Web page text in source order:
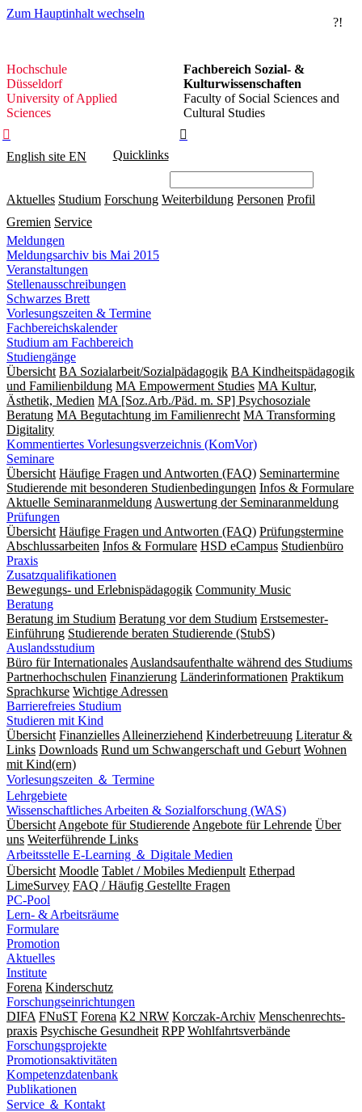
Zum Hauptinhalt wechseln
?!
Hochschule
Düsseldorf
Hochschule
Düsseldorf
University of Applied
Sciences
Fachbereich Sozial- &
Kulturwissenschaften
Faculty of Social Sciences and
Cultural Studies


English site EN Quicklinks
Aktuelles Studium Forschung Weiterbildung Personen Profil
Gremien Service
Meldungen
Meldungsarchiv bis Mai 2015
Veranstaltungen
Stellenausschreibungen
Schwarzes Brett
Vorlesungszeiten & Termine
Fachbereichskalender
Studium am Fachbereich
Studiengänge
Übersicht BA Sozialarbeit/Sozialpädagogik BA Kindheitspädagogik
und Familienbildung MA Empowerment Studies MA Kultur,
Ästhetik, Medien MA [Soz.Arb./Päd. m. SP] Psychosoziale
Beratung MA Begut­ach­tung im Fami­lien­recht MA Transforming
Digitality
Kommentiertes Vorlesungsverzeichnis (KomVor)
Seminare
Übersicht Häufige Fragen und Antworten (FAQ) Seminartermine
Studierende mit besonderen Studienbedingungen Infos & Formulare
Aktuelle Seminaranmeldung Auswertung der Seminaranmeldung
Prüfungen
Übersicht Häufige Fragen und Antworten (FAQ) Prüfungstermine
Abschlussarbeiten Infos & Formulare HSD eCampus Studienbüro
Praxis
Zusatzqualifikationen
Bewegungs- und Erlebnispädagogik Community Music
Beratung
Beratung im Studium Beratung vor dem Studium Erstsemester-
Einführung Studierende beraten Studierende (StubS)
Auslandsstudium
Büro für Internationales Auslandsaufenthalte während des Studiums
Partnerhochschulen Finanzierung Länderinformationen Praktikum
Sprachkurse Wichtige Adressen
Barrierefreies Studium
Studieren mit Kind
Übersicht Finanzielles Alleinerziehend Kinderbetreuung Literatur &
Links Downloads Rund um Schwangerschaft und Geburt Wohnen
mit Kind(ern)
Vorlesungszeiten ＆ Termine
Lehrgebiete
Wissenschaftliches Arbeiten & Sozialforschung (WAS)
Übersicht Angebote für Studierende Angebote für Lehrende Über
uns Weiterführende Links
Arbeitsstelle E-Learning ＆ Digitale Medien
Übersicht Moodle Tablet / Mobiles Medienpult Etherpad
LimeSurvey FAQ / Häufig Gestellte Fragen
PC-Pool
Lern- & Arbeitsräume
Formulare
Promotion
Aktuelles
Institute
Forena Kinderschutz
Forschungseinrichtungen
DIFA FNuST Forena K2 NRW Korczak-Archiv Men­schen­rechts­
praxis Psy­chische Gesund­heit RPP Wohlfahrts­verbände
Forschungsprojekte
Promotionsaktivitäten
Kompetenzdatenbank
Publikationen
Service ＆ Kontakt